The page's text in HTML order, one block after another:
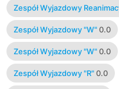
Zespół Wyjazdowy
Ratunkowego - NOWE0.0
Zespół Wyjazdowy "W" 0.0
Zespół Wyjazdowy "W" 0.0
Zespół Wyjazdowy "R" 0.0